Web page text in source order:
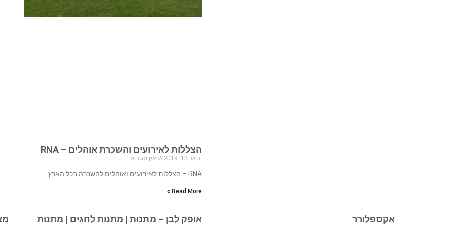
הצללות לאירועים והשכרת אוהלים – RNA
ינואר 13, 2019 אין תגובות
RNA – הצללות לאירועים ואוהלים להשכרה בכל הארץ
Read More »
אקספלורר
אופק לבן – מתנות | מתנות לחגים | מתנות